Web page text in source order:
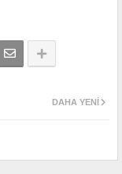
DAHA YENI